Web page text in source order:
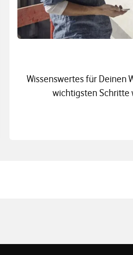
Wissenswertes für Deinen
wichtigsten Schritte